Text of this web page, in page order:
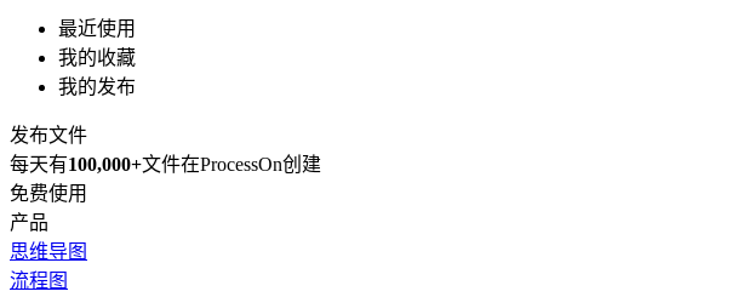
最近使用
我的收藏
我的发布
发布文件
每天有100,000+文件在ProcessOn创建
免费使用
产品
思维导图
流程图